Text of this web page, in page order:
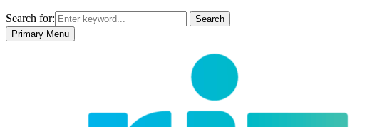
Search for:
Search
Primary Menu